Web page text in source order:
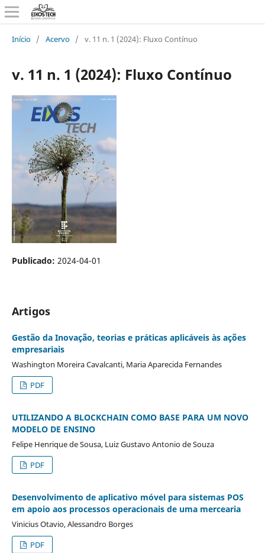
Início / Acervo / v. 11 n. 1 (2024): Fluxo Contínuo
v. 11 n. 1 (2024): Fluxo Contínuo
Publicado: 2024-04-01
Artigos
Gestão da Inovação, teorias e práticas aplicáveis às ações
empresariais
Washington Moreira Cavalcanti, Maria Aparecida Fernandes
PDF
UTILIZANDO A BLOCKCHAIN COMO BASE PARA UM NOVO
MODELO DE ENSINO
Felipe Henrique de Sousa, Luiz Gustavo Antonio de Souza
PDF
Desenvolvimento de aplicativo móvel para sistemas POS
em apoio aos processos operacionais de uma mercearia
Vinicius Otavio, Alessandro Borges
PDF